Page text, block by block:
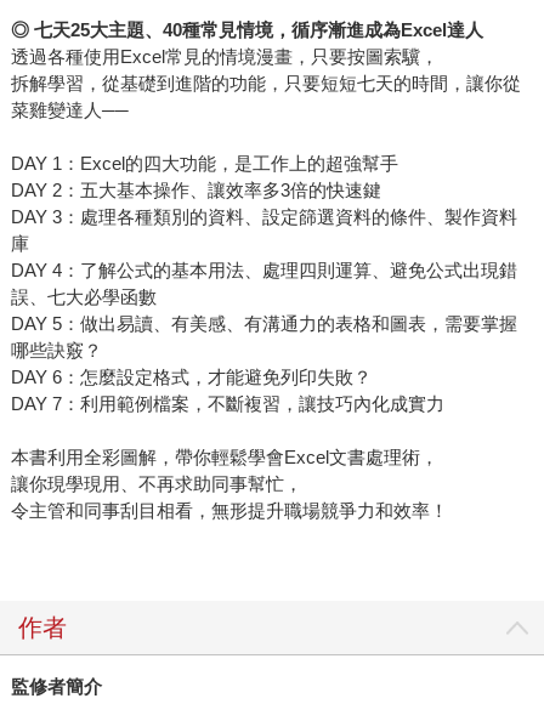
◎ 七天25大主題、40種常見情境，循序漸進成為Excel達人
透過各種使用Excel常見的情境漫畫，只要按圖索驥，
拆解學習，從基礎到進階的功能，只要短短七天的時間，讓你從
菜雞變達人──
DAY 1：Excel的四大功能，是工作上的超強幫手
DAY 2：五大基本操作、讓效率多3倍的快速鍵
DAY 3：處理各種類別的資料、設定篩選資料的條件、製作資料
庫
DAY 4：了解公式的基本用法、處理四則運算、避免公式出現錯
誤、七大必學函數
DAY 5：做出易讀、有美感、有溝通力的表格和圖表，需要掌握
哪些訣竅？
DAY 6：怎麼設定格式，才能避免列印失敗？
DAY 7：利用範例檔案，不斷複習，讓技巧內化成實力
本書利用全彩圖解，帶你輕鬆學會Excel文書處理術，
讓你現學現用、不再求助同事幫忙，
令主管和同事刮目相看，無形提升職場競爭力和效率！
作者
監修者簡介